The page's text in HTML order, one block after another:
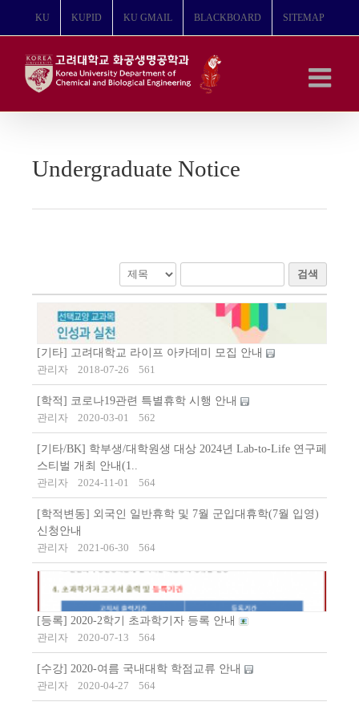
뛰
KU KUPID KU GMAIL BLACKBOARD SITEMAP
Undergraduate Notice
검색
[기타] 고려대학교 라이프 아카데미 모집 안내
관리자
2018-07-26 561
[학적] 코로나19관련 특별휴학 시행 안내
관리자
2020-03-01 562
[기타/BK] 학부생/대학원생 대상 2024년 Lab-to-Life 연구페
스티벌 개최 안내(1..
관리자
2024-11-01 564
[학적변동] 외국인 일반휴학 및 7월 군입대휴학(7월 입영)
신청안내
관리자
2021-06-30 564
[등록] 2020-2학기 초과학기자 등록 안내
관리자
2020-07-13 564
[수강] 2020-여름 국내대학 학점교류 안내
관리자
2020-04-27 564